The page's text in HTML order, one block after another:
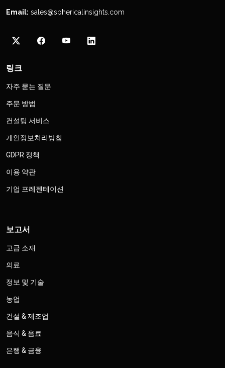
Email: sales@sphericalinsights.com
링크
자주 묻는 질문
주문 방법
컨설팅 서비스
개인정보처리방침
GDPR 정책
이용 약관
기업 프레젠테이션
보고서
고급 소재
의료
정보 및 기술
농업
건설 & 제조업
음식 & 음료
은행 & 금융